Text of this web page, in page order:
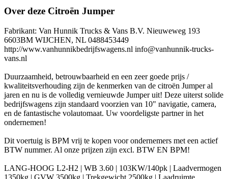
Over deze Citroën Jumper
Fabrikant: Van Hunnik Trucks & Vans B.V. Nieuweweg 193
6603BM WIJCHEN, NL 0488453449
http://www.vanhunnikbedrijfswagens.nl info@vanhunnik-trucks-
vans.nl
Duurzaamheid, betrouwbaarheid en een zeer goede prijs /
kwaliteitsverhouding zijn de kenmerken van de citroën Jumper al
jaren en nu is de volledig vernieuwde Jumper uit! Deze uiterst solide
bedrijfswagens zijn standaard voorzien van 10" navigatie, camera,
en de fantastische volautomaat. Uw voordeligste partner in het
ondernemen!
Dit voertuig is BPM vrij te kopen voor ondernemers met een actief
BTW nummer. Al onze prijzen zijn excl. BTW EN BPM!
LANG-HOOG L2-H2 | WB 3.60 | 103KW/140pk | Laadvermogen
1350kg | GVW 3500kg | Trekgewicht 2500kg | Laadruimte